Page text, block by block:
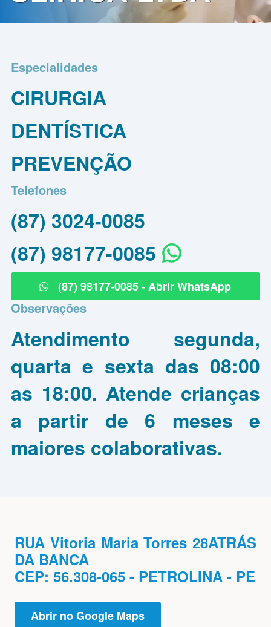
de
Privacidade
Especialidades
CIRURGIA
DENTÍSTICA
PREVENÇÃO
Telefones
(87) 3024-0085
(87) 98177-0085
(87) 98177-0085 - Abrir WhatsApp
Observações
Atendimento segunda,
quarta e sexta das 08:00
as 18:00. Atende crianças
a partir de 6 meses e
maiores colaborativas.
RUA Vitoria Maria Torres 28ATRÁS
DA BANCA
CEP: 56.308-065 - PETROLINA - PE
Abrir no Google Maps